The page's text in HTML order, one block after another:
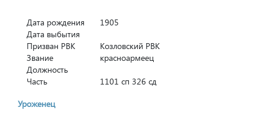
Дата рождения
1905
Дата выбытия
Призван РВК
Козловский РВК
Звание
красноармеец
Должность
Часть
1101 сп 326 сд
Уроженец